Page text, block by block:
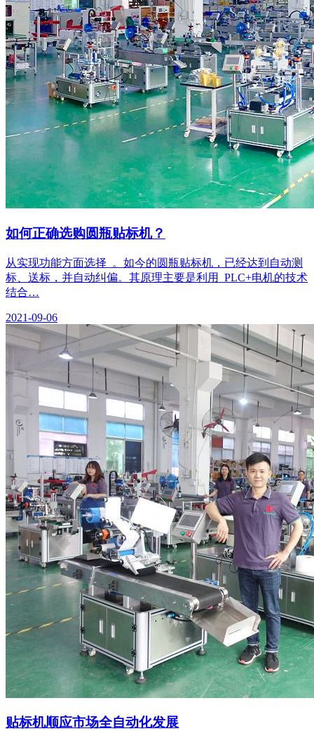
如何正确选购圆瓶贴标机？
从实现功能方面选择 。如今的圆瓶贴标机，已经达到自动测
标、送标，并自动纠偏。其原理主要是利用 PLC+电机的技术
结合…
2021-09-06
贴标机顺应市场全自动化发展